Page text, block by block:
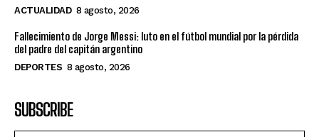
ACTUALIDAD 8 agosto, 2026
Fallecimiento de Jorge Messi: luto en el fútbol mundial por la pérdida
del padre del capitán argentino
DEPORTES 8 agosto, 2026
SUBSCRIBE